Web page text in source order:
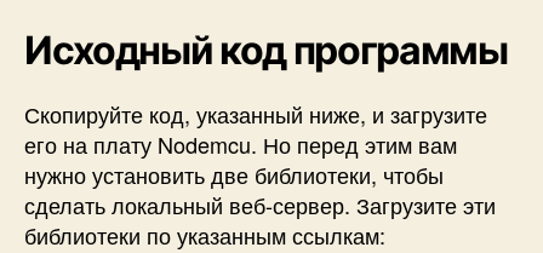
Исходный код программы
Скопируйте код, указанный ниже, и загрузите
его на плату Nodemcu. Но перед этим вам
нужно установить две библиотеки, чтобы
сделать локальный веб-сервер. Загрузите эти
библиотеки по указанным ссылкам: